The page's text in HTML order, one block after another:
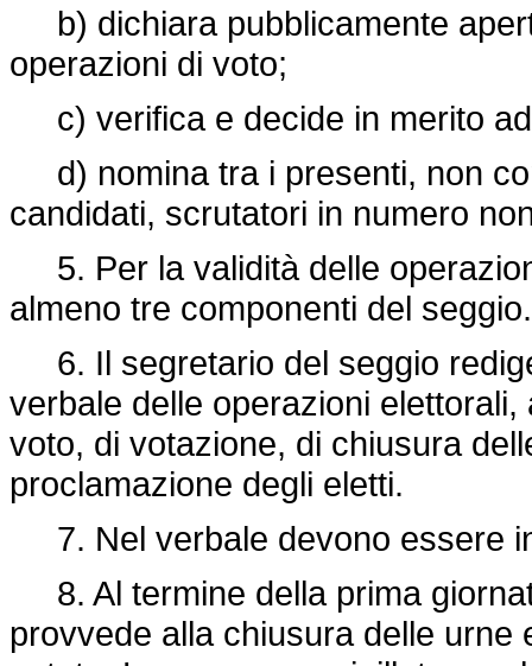
b) dichiara pubblicamente
operazioni di voto;
c) verifica e decide in merito
d) nomina tra i presenti, non
candidati, scrutatori in numero
5. Per la validità delle
almeno tre componenti del seggio.
6. Il segretario del seggio
verbale delle operazioni
voto, di votazione, di chiusura
proclamazione degli eletti.
7. Nel verbale devono essere
8. Al termine della prima
provvede alla chiusura delle